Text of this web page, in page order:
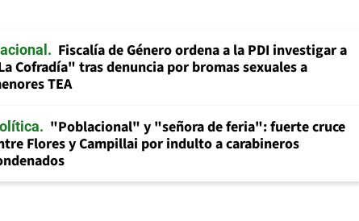
Fiscalía de Género ordena a la PDI investigar a
Cofradía" tras denuncia por bromas sexuales a
TEA
"Poblacional" y "señora de feria": fuerte cruce
Flores y Campillai por indulto a carabineros